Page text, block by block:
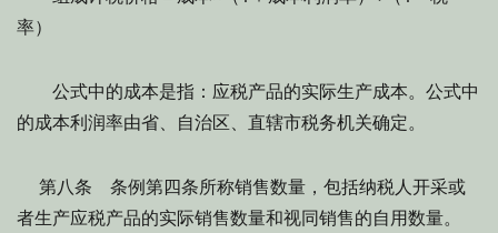
率）
公式中的成本是指：应税产品的实际生产成本。公式中
的成本利润率由省、自治区、直辖市税务机关确定。
第八条 条例第四条所称销售数量，包括纳税人开采或
者生产应税产品的实际销售数量和视同销售的自用数量。